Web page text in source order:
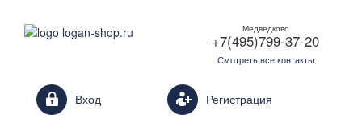
Медведково
+7(495)799-37-20
Смотреть все контакты
Вход Login form Регистрация